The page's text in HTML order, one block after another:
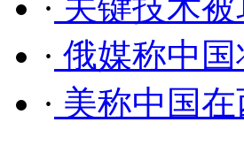
· 关键技术
· 俄媒称中
· 美称中国